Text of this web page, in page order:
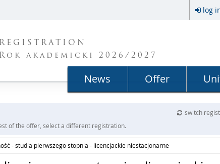
log
REGISTRATION
Rok akademicki 2026/2027
News Offer
switch
of the offer, select a different registration.
- studia pierwszego stopnia - licencjackie niestacjonarne